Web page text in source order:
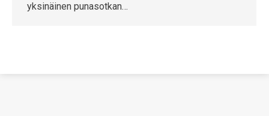
yksinäinen punasotkan…